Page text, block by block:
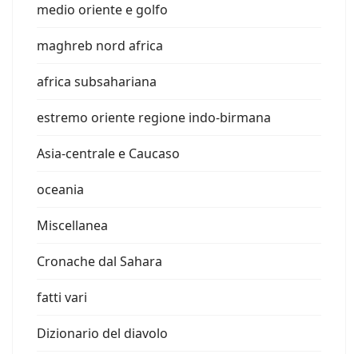
medio oriente e golfo
maghreb nord africa
africa subsahariana
estremo oriente regione indo-birmana
Asia-centrale e Caucaso
oceania
Miscellanea
Cronache dal Sahara
fatti vari
Dizionario del diavolo